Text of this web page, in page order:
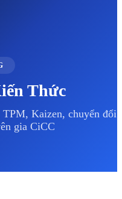
Thức
TPM, Kaizen, chuyển đổi
gia CiCC